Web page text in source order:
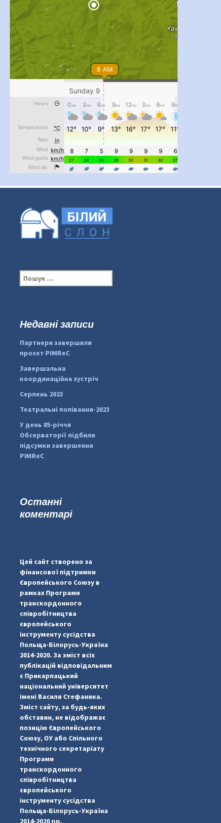
#PipIvanToday...
pimrec_project
#PipIvanToday
pimrec_project
#PipIvanToday
П
о
:Недавні записи
Партнери завершили
проєкт PIMReC
Завершальна
координаційна зустріч
Серпень 2023
Театральні попівання-2023
У день 85-річчя
Обсерваторії підбили
підсумки завершення
PIMReC
Останні
коментарі
Цей сайт створено за
фінансової підтримки
Європейського Союзу в
рамках Програми
транскордонного
співробітництва
європейського
інструменту сусідства
Польща-Білорусь-Україна
2014-2020. За зміст всіх
публікацій відповідальним
є Прикарпацький
національний університет
імені Василя Стефаника.
Зміст сайту, за будь-яких
обставин, не відображає
позицію Європейського
Союзу, ОУ або Спільного
технічного секретаріату
Програми
транскордонного
співробітництва
європейського
інструменту сусідства
Польща-Білорусь-Україна
2014-2020 рр.